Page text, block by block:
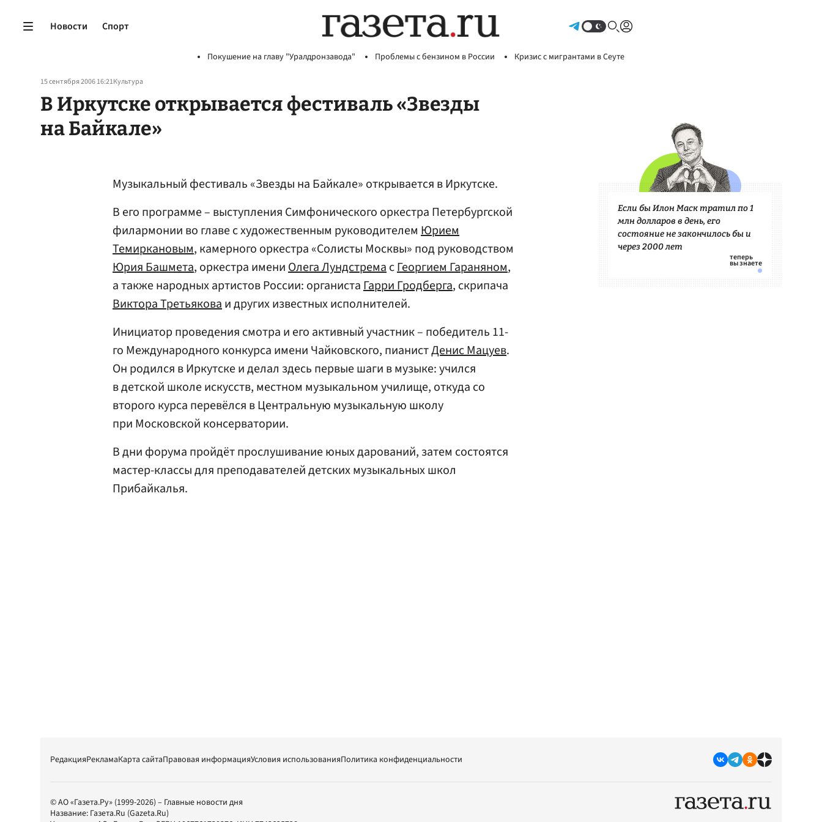
Новости Спорт
Покушение на главу "Уралдронзавода" Проблемы с бензином в России Кризис с мигрантами в Сеуте
15 сентября 2006 16:21Культура
В Иркутске открывается фестиваль «Звезды
на Байкале»
Музыкальный фестиваль «Звезды на Байкале» открывается в Иркутске.
В его программе – выступления Симфонического оркестра Петербургской
филармонии во главе с художественным руководителем Юрием
Темиркановым, камерного оркестра «Солисты Москвы» под руководством
Юрия Башмета, оркестра имениОлега ЛундстремасГеоргием Гараняном,
а также народных артистов России: органистаГарри Гродберга, скрипача
Виктора Третьяковаи других известных исполнителей.
Инициатор проведения смотра и его активный участник – победитель 11-
го Международного конкурса имени Чайковского, пианистДенис Мацуев.
Он родился в Иркутске и делал здесь первые шаги в музыке: учился
в детской школе искусств, местном музыкальном училище, откуда со
второго курса перевёлся в Центральную музыкальную школу
при Московской консерватории.
В дни форума пройдёт прослушивание юных дарований, затем состоятся
мастер-классы для преподавателей детских музыкальных школ
Прибайкалья.
Если бы Илон Маск тратил по 1
млн долларов в день, его
состояние не закончилось бы и
через 2000 лет
РедакцияРекламаКарта сайтаПравовая информацияУсловия использованияПолитика конфиденциальности
© АО «Газета.Ру» (1999-2026) – Главные новости дня
Название: Газета.Ru (Gazeta.Ru)